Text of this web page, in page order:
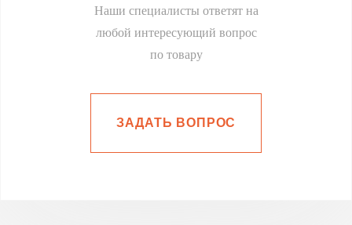
Наши специалисты ответят на
любой интересующий вопрос
по товару
ЗАДАТЬ ВОПРОС